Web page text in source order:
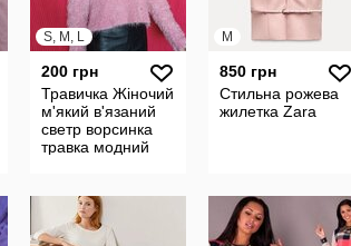
S, M, L
200 грн
Травичка Жіночий
м'який в'язаний
светр ворсинка
травка модний
M
850 грн
Стильна рожева
жилетка Zara